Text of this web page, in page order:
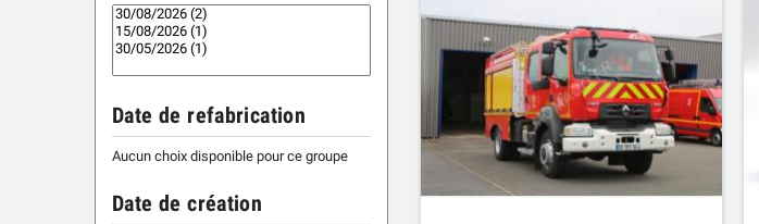
Date de refabrication
Aucun choix disponible pour ce groupe
Date de création